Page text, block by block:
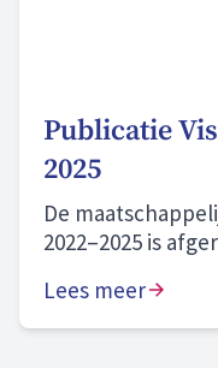
Publicatie
2025
De
2022–2025 is
“naar behoren”
aanwezigheid in
Lees meer